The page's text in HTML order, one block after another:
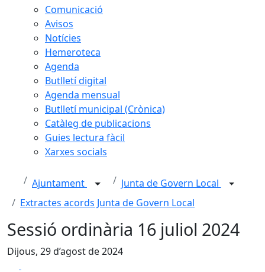
Comunicació
Avisos
Notícies
Hemeroteca
Agenda
Butlletí digital
Agenda mensual
Butlletí municipal (Crònica)
Catàleg de publicacions
Guies lectura fàcil
Xarxes socials
Ajuntament
Junta de Govern Local
Extractes acords Junta de Govern Local
Sessió ordinària 16 juliol 2024
Dijous, 29 d’agost de 2024